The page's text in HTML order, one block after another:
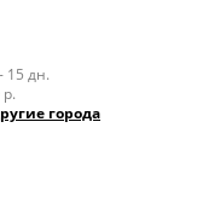
15 дн.
города